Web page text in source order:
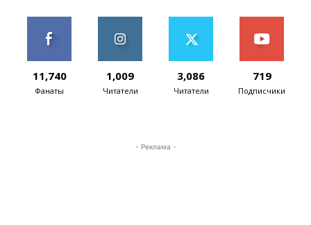
11,740
Фанаты
1,009
Читатели
3,086
Читатели
719
Подписчики
- Реклама -